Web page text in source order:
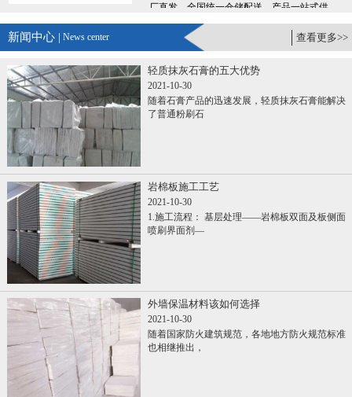
厂直发、全国统一仓储配送、产品一站式供
务，让您采购时省时、省力、省钱、更省心。
新闻中心 | News center 查看更多>>
轻质抹灰石膏的五大优势
2021-10-30
随着石膏产品的迅速发展，轻质抹灰石膏能解决
了普通粉刷石
岩棉板施工工艺
2021-10-30
1.施工流程： 基层处理——岩棉板双面及板侧面
喷刷界面剂—
外墙保温材料该如何选择
2021-10-30
随着国家防火建筑规范，各地地方防火规范标准
也相继推出，